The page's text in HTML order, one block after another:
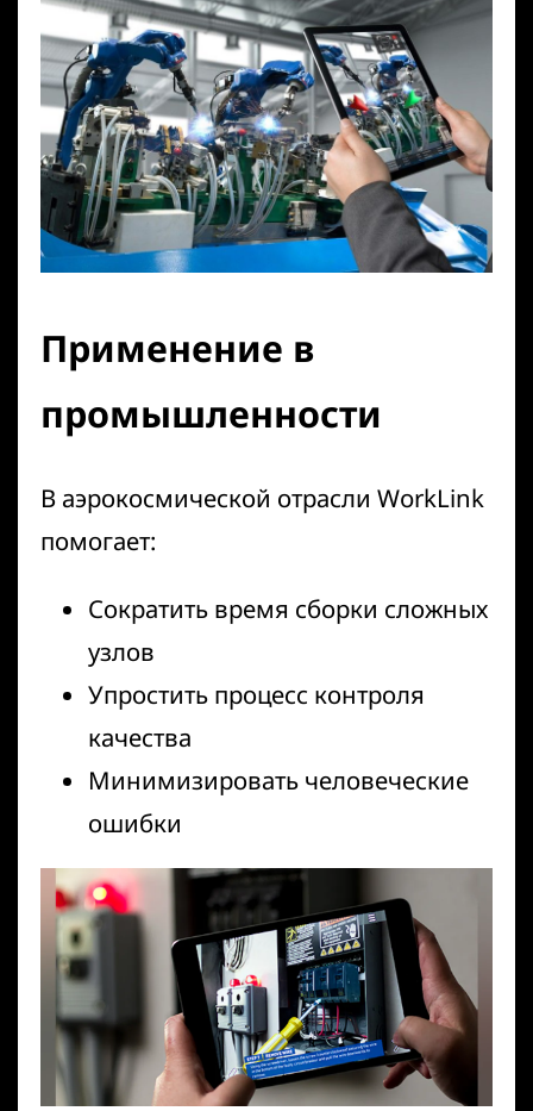
Применение в
промышленности
В аэрокосмической отрасли WorkLink
помогает:
Сократить время сборки сложных
узлов
Упростить процесс контроля
качества
Минимизировать человеческие
ошибки